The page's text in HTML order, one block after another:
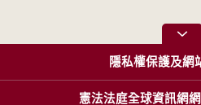
隱私權保護及網
憲法法庭全球資訊網